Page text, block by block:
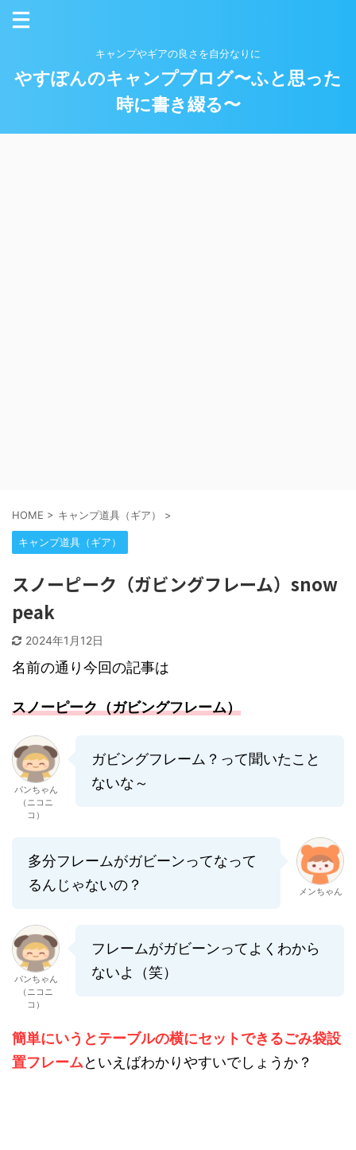
キャンプやギアの良さを自分なりに
やすぽんのキャンプブログ〜ふと思った
時に書き綴る〜
HOME > キャンプ道具（ギア） >
キャンプ道具（ギア）
スノーピーク（ガビングフレーム）snow
peak
2024年1月12日
名前の通り今回の記事は
スノーピーク（ガビングフレーム）
パンちゃん
（ニコニ
コ）
ガビングフレーム？って聞いたこと
ないな～
多分フレームがガビーンってなって
るんじゃないの？
メンちゃん
パンちゃん
（ニコニ
コ）
フレームがガビーンってよくわから
ないよ（笑）
簡単にいうとテーブルの横にセットできるごみ袋設
置フレームといえばわかりやすいでしょうか？